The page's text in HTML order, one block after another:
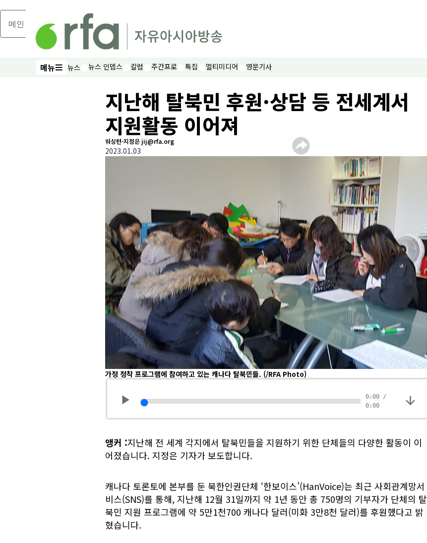
메인 콘텐츠로 건너뛰기
메뉴
메뉴 뉴스 뉴스 인뎁스 칼럼 주간프로 특집 멀티미디어 영문기사
지난해 탈북민 후원·상담 등 전세계서
지원활동 이어져
워싱턴-지정은 jij@rfa.org
2023.01.03
가정 정착 프로그램에 참여하고 있는 캐나다 탈북민들. (/RFA Photo)
0:00 /
0:00
앵커 :지난해 전 세계 각지에서 탈북민들을 지원하기 위한 단체들의 다양한 활동이 이
어졌습니다. 지정은 기자가 보도합니다.
캐나다 토론토에 본부를 둔 북한인권단체 ‘한보이스’(HanVoice)는 최근 사회관계망서
비스(SNS)를 통해, 지난해 12월 31일까지 약 1년 동안 총 750명의 기부자가 단체의 탈
북민 지원 프로그램에 약 5만1천700 캐나다 달러(미화 3만8천 달러)를 후원했다고 밝
혔습니다.